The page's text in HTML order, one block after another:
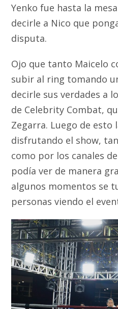
Yenko fue hasta la
decirle a Nico que
disputa.
Ojo que tanto Maicelo
subir al ring tomando
decirle sus verdades a
de Celebrity Combat,
Zegarra. Luego de esto
disfrutando el show,
como por los canales
podía ver de manera
algunos momentos se
personas viendo el